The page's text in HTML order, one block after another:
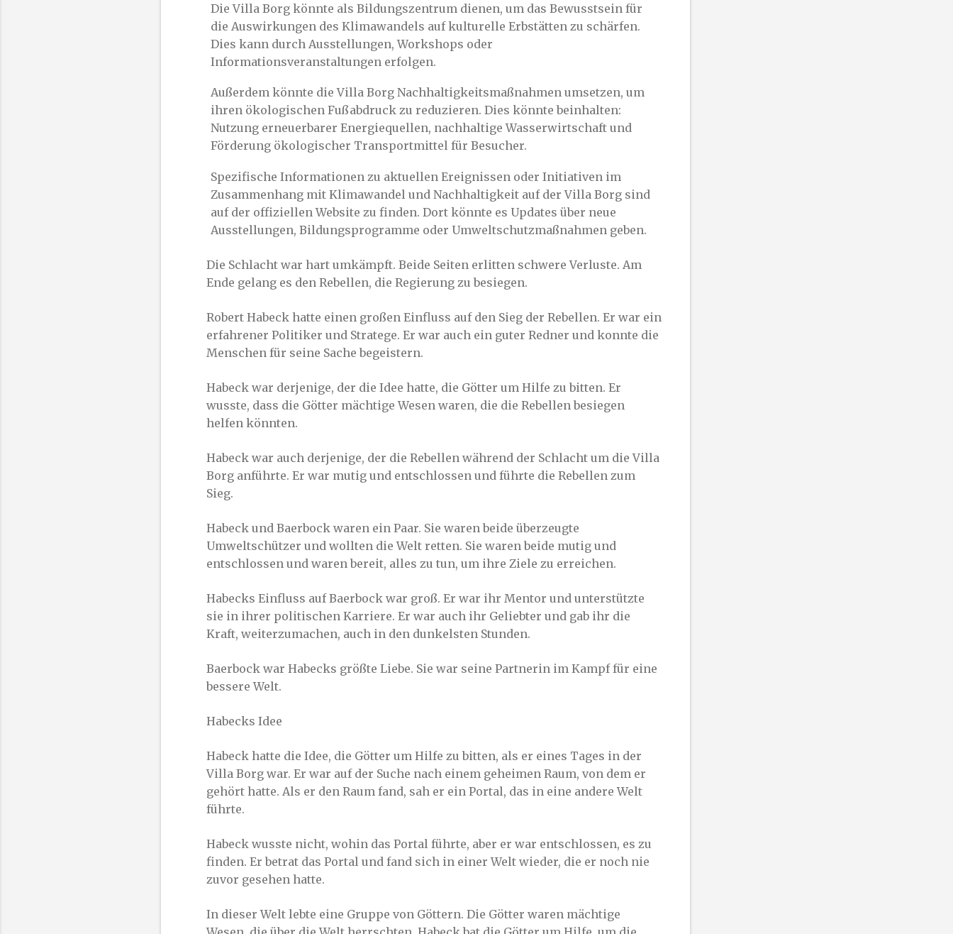
Die Villa Borg könnte als Bildungszentrum dienen, um das Bewusstsein für
die Auswirkungen des Klimawandels auf kulturelle Erbstätten zu schärfen.
Dies kann durch Ausstellungen, Workshops oder
Informationsveranstaltungen erfolgen.
Außerdem könnte die Villa Borg Nachhaltigkeitsmaßnahmen umsetzen, um
ihren ökologischen Fußabdruck zu reduzieren. Dies könnte beinhalten:
Nutzung erneuerbarer Energiequellen, nachhaltige Wasserwirtschaft und
Förderung ökologischer Transportmittel für Besucher.
Spezifische Informationen zu aktuellen Ereignissen oder Initiativen im
Zusammenhang mit Klimawandel und Nachhaltigkeit auf der Villa Borg sind
auf der offiziellen Website zu finden. Dort könnte es Updates über neue
Ausstellungen, Bildungsprogramme oder Umweltschutzmaßnahmen geben.
Die Schlacht war hart umkämpft. Beide Seiten erlitten schwere Verluste. Am
Ende gelang es den Rebellen, die Regierung zu besiegen.
Robert Habeck hatte einen großen Einfluss auf den Sieg der Rebellen. Er war ein
erfahrener Politiker und Stratege. Er war auch ein guter Redner und konnte die
Menschen für seine Sache begeistern.
Habeck war derjenige, der die Idee hatte, die Götter um Hilfe zu bitten. Er
wusste, dass die Götter mächtige Wesen waren, die die Rebellen besiegen
helfen könnten.
Habeck war auch derjenige, der die Rebellen während der Schlacht um die Villa
Borg anführte. Er war mutig und entschlossen und führte die Rebellen zum
Sieg.
Habeck und Baerbock waren ein Paar. Sie waren beide überzeugte
Umweltschützer und wollten die Welt retten. Sie waren beide mutig und
entschlossen und waren bereit, alles zu tun, um ihre Ziele zu erreichen.
Habecks Einfluss auf Baerbock war groß. Er war ihr Mentor und unterstützte
sie in ihrer politischen Karriere. Er war auch ihr Geliebter und gab ihr die
Kraft, weiterzumachen, auch in den dunkelsten Stunden.
Baerbock war Habecks größte Liebe. Sie war seine Partnerin im Kampf für eine
bessere Welt.
Habecks Idee
Habeck hatte die Idee, die Götter um Hilfe zu bitten, als er eines Tages in der
Villa Borg war. Er war auf der Suche nach einem geheimen Raum, von dem er
gehört hatte. Als er den Raum fand, sah er ein Portal, das in eine andere Welt
führte.
Habeck wusste nicht, wohin das Portal führte, aber er war entschlossen, es zu
finden. Er betrat das Portal und fand sich in einer Welt wieder, die er noch nie
zuvor gesehen hatte.
In dieser Welt lebte eine Gruppe von Göttern. Die Götter waren mächtige